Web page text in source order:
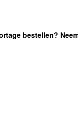
bestellen?